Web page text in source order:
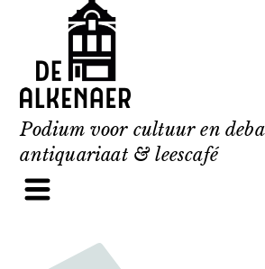
content
Podium voor cultuur en
antiquariaat & leescafé